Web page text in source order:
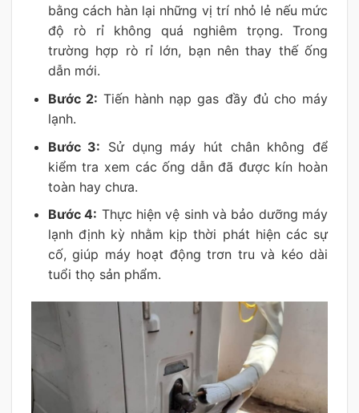
bằng cách hàn lại những vị trí nhỏ lẻ nếu mức
độ rò rỉ không quá nghiêm trọng. Trong
trường hợp rò rỉ lớn, bạn nên thay thế ống
dẫn mới.
Bước 2: Tiến hành nạp gas đầy đủ cho máy
lạnh.
Bước 3: Sử dụng máy hút chân không để
kiểm tra xem các ống dẫn đã được kín hoàn
toàn hay chưa.
Bước 4: Thực hiện vệ sinh và bảo dưỡng máy
lạnh định kỳ nhằm kịp thời phát hiện các sự
cố, giúp máy hoạt động trơn tru và kéo dài
tuổi thọ sản phẩm.